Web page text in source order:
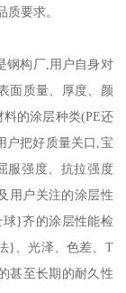
要求。
钢构厂,用户自身对
面质量、厚度、颜
的涂层种类(PE还
户把好质量关口,宝
服强度、抗拉强度
用户关注的涂层性
}齐的涂层性能检
}、光泽、色差、T
甚至长期的耐久性